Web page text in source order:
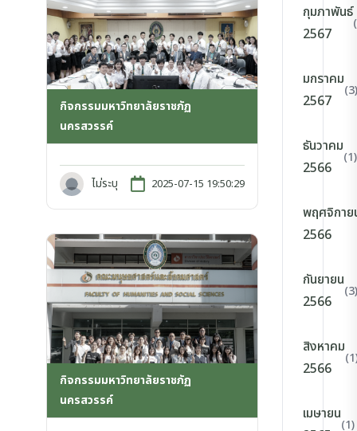
กิจกรรมมหาวิทยาลัยราชภัฏ
นครสวรรค์
ไม่ระบุ 2025-07-15 19:50:29
กิจกรรมมหาวิทยาลัยราชภัฏ
นครสวรรค์
กุมภาพันธ์
2567
มกราคม
2567
(3)
ธันวาคม
2566
(1)
พฤศจิกาย
2566
กันยายน
2566
(3)
สิงหาคม
2566
เมษายน
(1)